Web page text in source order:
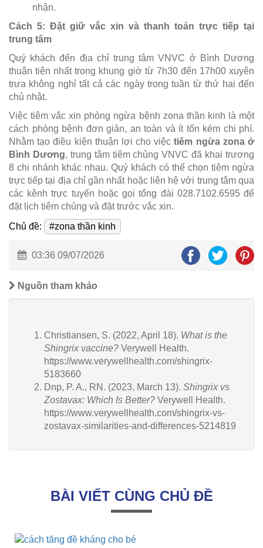
nhận.
Cách 5: Đặt giữ vắc xin và thanh toán trực tiếp tại
trung tâm
Quý khách đến địa chỉ trung tâm VNVC ở Bình Dương
thuận tiện nhất trong khung giờ từ 7h30 đến 17h00 xuyên
trưa không nghỉ tất cả các ngày trong tuần từ thứ hai đến
chủ nhật.
Việc tiêm vắc xin phòng ngừa bệnh zona thần kinh là một
cách phòng bệnh đơn giản, an toàn và ít tốn kém chi phí.
Nhằm tạo điều kiện thuận lợi cho việctiêm ngừa zona ở
Bình Dương, trung tâm tiêm chủng VNVC đã khai trương
8 chi nhánh khác nhau. Quý khách có thể chọn tiêm ngừa
trực tiếp tại địa chỉ gần nhất hoặc liên hệ với trung tâm qua
các kênh trực tuyến hoặc gọi tổng đài 028.7102.6595 để
đặt lịch tiêm chủng và đặt trước vắc xin.
Chủ đề:
#zona thần kinh
03:36 09/07/2026
Nguồn tham khảo
Christiansen, S. (2022, April 18). What is the
Shingrix vaccine? Verywell Health.
https://www.verywellhealth.com/shingrix-
5183660
Dnp, P. A., RN. (2023, March 13). Shingrix vs
Zostavax: Which Is Better? Verywell Health.
https://www.verywellhealth.com/shingrix-vs-
zostavax-similarities-and-differences-5214819
BÀI VIẾT CÙNG CHỦ ĐỀ